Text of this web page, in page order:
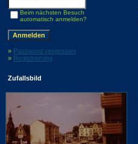
Beim nächsten Besuch
automatisch anmelden?
» Password vergessen
» Registrierung
Zufallsbild